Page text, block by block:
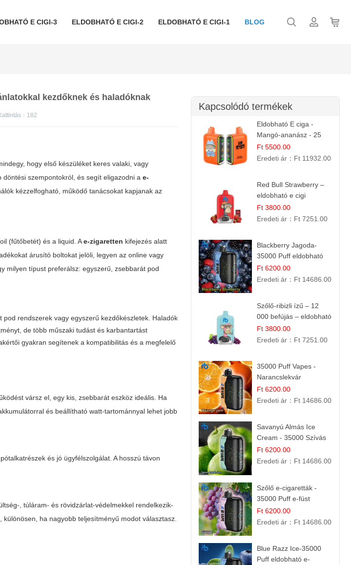
E CIGI-3 ELDOBHATÓ E CIGI-2 ELDOBHATÓ E CIGI-1 BLOG
kezdőknek és haladóknak
： 182
hogy első készüléket keres valaki, vagy
döntési szempontokról, és segít eligazodni ae-
kézzelfogható, működő tanácsokat kapjanak az
(fűtőbetét) és a liquid. Ae-zigaretten kifejezés alatt
árusító boltokat jelöli, legyen az online vagy
milyen típust preferálsz: egyszerű, zsebbarát pod
rendszerek vagy egyszerű kezdőkészletek. Haladók
de több műszaki tudást és karbantartást
gyakran segítenek a kompatibilitás és a megfelelő
vársz el, egy kis, zsebbarát eszköz ideális. Ha
és beállítható watt-tartománnyal lehet jobb
és jó ügyfélszolgálat. A hosszú távon
, túláram- és rövidzárlat-védelmekkel rendelkezik-
ha nagyobb teljesítményű modot választasz.
Kapcsolódó termékek
Eldobható E ciga -
Mangó-ananász - 25
000 befújás
Ft 5500.00
Eredeti ár： Ft 11932.00
Red Bull Strawberry –
eldobható e cigi
Ft 3800.00
Eredeti ár： Ft 7251.00
Blackberry Jagoda-
35000 Puff eldobható
vape
Ft 6200.00
Eredeti ár： Ft 14686.00
Szőlő-ribizli ízű – 12
000 befújás – eldobható
e cigi
Ft 3800.00
Eredeti ár： Ft 7251.00
35000 Puff Vapes -
Narancslekvár
Ft 6200.00
Eredeti ár： Ft 14686.00
Savanyú Almás Ice
Cream - 35000 Szívás
elektromos cigi
Ft 6200.00
Eredeti ár： Ft 14686.00
Szőlő e-cigaretták -
35000 Puff e-füst
Ft 6200.00
Eredeti ár： Ft 14686.00
Blue Razz Ice-35000
Puff eldobható e-